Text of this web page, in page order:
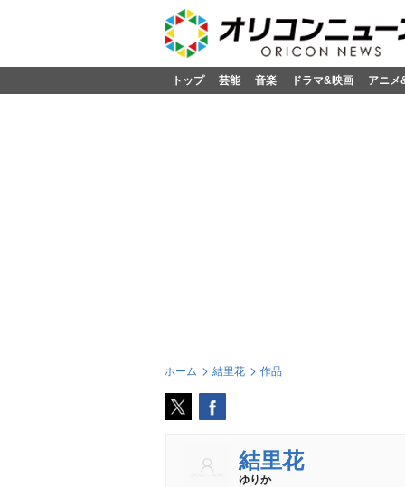
トップ 芸能 音楽 ドラマ&映画 アニメ
ホーム 結里花 作品
結里花
ゆりか